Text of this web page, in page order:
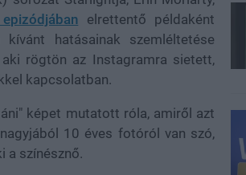
elrettentő példaként
hatásainak szemléltetése
rögtön az Instagramra sietett,
kapcsolatban.
képet mutatott róla, amiről azt
10 éves fotóról van szó,
a színésznő.